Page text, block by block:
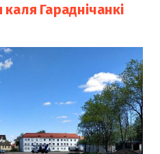
Гараднічанкі